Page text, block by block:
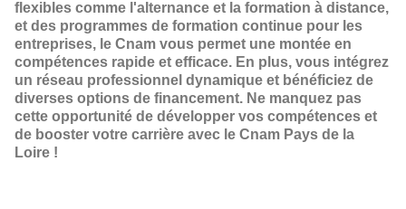
flexibles comme l'alternance et la formation à distance,
et des programmes de formation continue pour les
entreprises, le Cnam vous permet une montée en
compétences rapide et efficace. En plus, vous intégrez
un réseau professionnel dynamique et bénéficiez de
diverses options de financement. Ne manquez pas
cette opportunité de développer vos compétences et
de booster votre carrière avec le Cnam Pays de la
Loire !